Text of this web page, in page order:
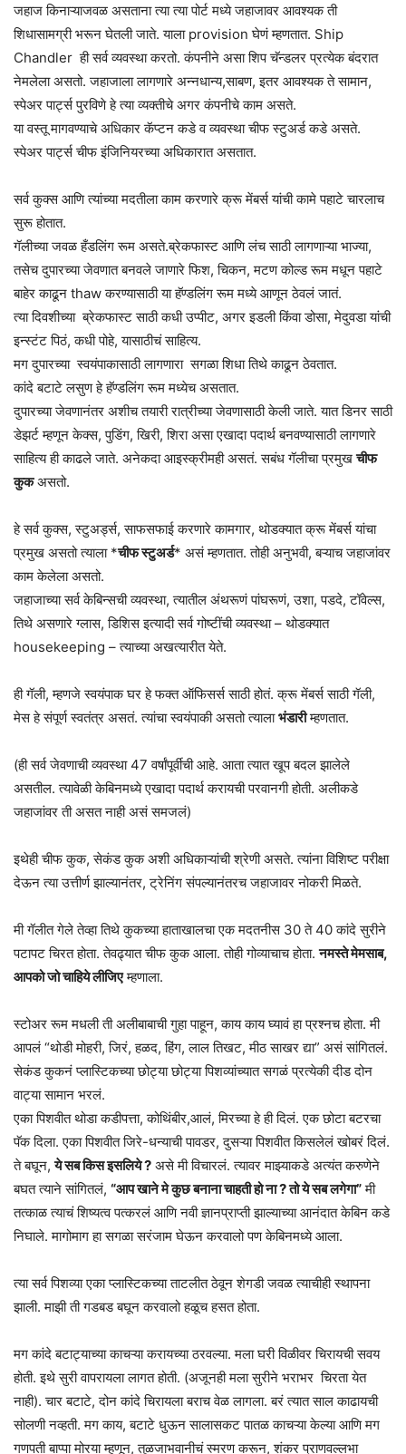
जहाज किनाऱ्याजवळ असताना त्या त्या पोर्ट मध्ये जहाजावर आवश्यक ती
शिधासामग्री भरून घेतली जाते. याला provision घेणं म्हणतात. Ship
Chandler ही सर्व व्यवस्था करतो. कंपनीने असा शिप चॅन्डलर प्रत्येक बंदरात
नेमलेला असतो. जहाजाला लागणारे अन्नधान्य,साबण, इतर आवश्यक ते सामान,
स्पेअर पार्ट्स पुरविणे हे त्या व्यक्तीचे अगर कंपनीचे काम असते.
या वस्तू मागवण्याचे अधिकार कॅप्टन कडे व व्यवस्था चीफ स्टुअर्ड कडे असते.
स्पेअर पार्ट्स चीफ इंजिनियरच्या अधिकारात असतात.
सर्व कुक्स आणि त्यांच्या मदतीला काम करणारे क्रू मेंबर्स यांची कामे पहाटे चारलाच
सुरू होतात.
गॅलीच्या जवळ हँडलिंग रूम असते.ब्रेकफास्ट आणि लंच साठी लागणाऱ्या भाज्या,
तसेच दुपारच्या जेवणात बनवले जाणारे फिश, चिकन, मटण कोल्ड रूम मधून पहाटे
बाहेर काढून thaw करण्यासाठी या हॅण्डलिंग रूम मध्ये आणून ठेवलं जातं‌.
त्या दिवशीच्या ब्रेकफास्ट साठी कधी उप्पीट, अगर इडली किंवा डोसा, मेदुवडा यांची
इन्स्टंट पिठं, कधी पोहे, यासाठीचं साहित्य.
मग दुपारच्या स्वयंपाकासाठी लागणारा सगळा शिधा तिथे काढून ठेवतात.
कांदे बटाटे लसुण हे हॅण्डलिंग रूम मध्येच असतात.
दुपारच्या जेवणानंतर अशीच तयारी रात्रीच्या जेवणासाठी केली जाते. यात डिनर साठी
डेझर्ट म्हणून केक्स, पुडिंग, खिरी, शिरा असा एखादा पदार्थ बनवण्यासाठी लागणारे
साहित्य ही काढले जाते. अनेकदा आइस्क्रीमही असतं. सबंध गॅलीचा प्रमुखचीफ
कुकअसतो.
हे सर्व कुक्स, स्टुअर्ड्स, साफसफाई करणारे कामगार, थोडक्यात क्रू मेंबर्स यांचा
प्रमुख असतो त्याला *चीफ स्टुअर्ड* असं म्हणतात. तोही अनुभवी, बऱ्याच जहाजांवर
काम केलेला असतो.
जहाजाच्या सर्व केबिन्सची व्यवस्था, त्यातील अंथरूणं पांघरूणं, उशा, पडदे, टॉवेल्स,
तिथे असणारे ग्लास, डिशिस इत्यादी सर्व गोष्टींची व्यवस्था – थोडक्यात
housekeeping – त्याच्या अखत्यारीत येते.
ही गॅली, म्हणजे स्वयंपाक घर हे फक्त ऑफिसर्स साठी होतं. क्रू मेंबर्स साठी गॅली,
मेस हे संपूर्ण स्वतंत्र असतं. त्यांचा स्वयंपाकी असतो त्यालाभंडारीम्हणतात.
(ही सर्व जेवणाची व्यवस्था 47 वर्षांपूर्वीची आहे. आता त्यात खूप बदल झालेले
असतील. त्यावेळी केबिनमध्ये एखादा पदार्थ करायची परवानगी होती. अलीकडे
जहाजांवर ती असत नाही असं समजलं)
इथेही चीफ कुक, सेकंड कुक अशी अधिकाऱ्यांची श्रेणी असते. त्यांना विशिष्ट परीक्षा
देऊन त्या उत्तीर्ण झाल्यानंतर, ट्रेनिंग संपल्यानंतरच जहाजावर नोकरी मिळते.
मी गॅलीत गेले तेव्हा तिथे कुकच्या हाताखालचा एक मदतनीस 30 ते 40 कांदे सुरीने
पटापट चिरत होता. तेवढ्यात चीफ कुक आला. तोही गोव्याचाच होता.नमस्ते मेमसाब,
आपको जो चाहिये लीजिएम्हणाला.
स्टोअर रूम मधली ती अलीबाबाची गुहा पाहून, काय काय घ्यावं हा प्रश्नच होता. मी
आपलं “थोडी मोहरी, जिरं, हळद, हिंग, लाल तिखट, मीठ साखर द्या” असं सांगितलं.
सेकंड कुकनं प्लास्टिकच्या छोट्या छोट्या पिशव्यांच्यात सगळं प्रत्येकी दीड दोन
वाट्या सामान भरलं.
एका पिशवीत थोडा कडीपत्ता, कोथिंबीर,आलं, मिरच्या हे ही दिलं. एक छोटा बटरचा
पॅक दिला. एका पिशवीत जिरे-धन्याची पावडर, दुसऱ्या पिशवीत किसलेलं खोबरं दिलं.
ते बघून,ये सब किस इसलिये ? असे मी विचारलं. त्यावर माझ्याकडे अत्यंत करुणेने
बघत त्याने सांगितलं, “आप खाने मे कुछ बनाना चाहती हो ना ? तो ये सब लगेगा”मी
तत्काळ त्याचं शिष्यत्व पत्करलं आणि नवी ज्ञानप्राप्ती झाल्याच्या आनंदात केबिन कडे
निघाले. मागोमाग हा सगळा सरंजाम घेऊन करवालो पण केबिनमध्ये आला.
त्या सर्व पिशव्या एका प्लास्टिकच्या ताटलीत ठेवून शेगडी जवळ त्याचीही स्थापना
झाली. माझी ती गडबड बघून करवालो हळूच हसत होता.
मग कांदे बटाट्याच्या काचऱ्या करायच्या ठरवल्या. मला घरी विळीवर चिरायची सवय
होती. इथे सुरी वापरायला लागत होती. (अजूनही मला सुरीने भराभर चिरता येत
नाही). चार बटाटे, दोन कांदे चिरायला बराच वेळ लागला. बरं त्यात साल काढायची
सोलणी नव्हती. मग काय, बटाटे धुऊन सालासकट पातळ काचऱ्या केल्या आणि मग
गणपती बाप्पा मोरया म्हणून, तुळजाभवानीचं स्मरण करून, शंकर प्राणवल्लभा